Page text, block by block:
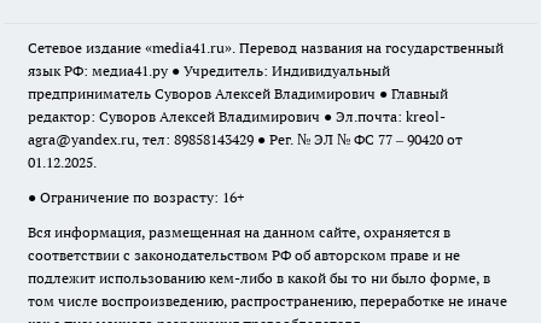
Сетевое издание «media41.ru». Перевод названия на государственный
язык РФ: медиа41.ру ● Учредитель: Индивидуальный
предприниматель Суворов Алексей Владимирович ● Главный
редактор: Суворов Алексей Владимирович ● Эл.почта: kreol-
agra@yandex.ru, тел: 89858143429 ● Рег. № ЭЛ № ФС 77 – 90420 от
01.12.2025.
● Ограничение по возрасту: 16+
Вся информация, размещенная на данном сайте, охраняется в
соответствии с законодательством РФ об авторском праве и не
подлежит использованию кем-либо в какой бы то ни было форме, в
том числе воспроизведению, распространению, переработке не иначе